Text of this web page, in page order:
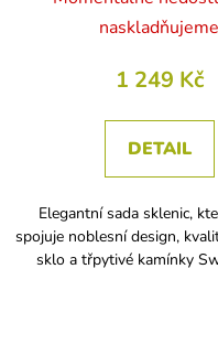
naskladňujeme
1 249 Kč
DETAIL
Elegantní sada sklenic,
spojuje noblesní design,
sklo a třpytivé kamínky